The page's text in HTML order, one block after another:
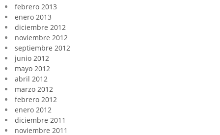
febrero 2013
enero 2013
diciembre 2012
noviembre 2012
septiembre 2012
junio 2012
mayo 2012
abril 2012
marzo 2012
febrero 2012
enero 2012
diciembre 2011
noviembre 2011